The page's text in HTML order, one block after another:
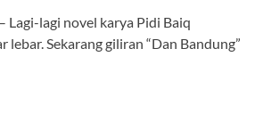
Lagi-lagi novel karya Pidi Baiq
lebar. Sekarang giliran “Dan Bandung”